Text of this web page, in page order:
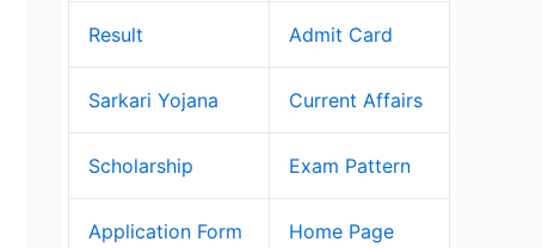
Result Admit Card
Sarkari Yojana Current Affairs
Scholarship Exam Pattern
Application Form Home Page